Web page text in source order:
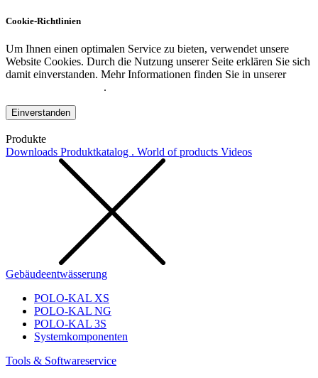
Cookie-Richtlinien
Um Ihnen einen optimalen Service zu bieten, verwendet unsere
Website Cookies. Durch die Nutzung unserer Seite erklären Sie sich
damit einverstanden. Mehr Informationen finden Sie in unserer
.
Einverstanden
Produkte
Downloads Produktkatalog . World of products Videos
Gebäudeentwässerung
POLO-KAL XS
POLO-KAL NG
POLO-KAL 3S
Systemkomponenten
Tools & Softwareservice